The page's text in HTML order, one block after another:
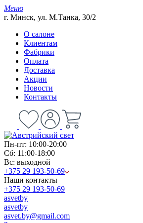
Меню
г. Минск, ул. М.Танка, 30/2
О салоне
Клиентам
Фабрики
Оплата
Доставка
Акции
Новости
Контакты
Пн-пт: 10:00-20:00
Сб: 11:00-18:00
Вс: выходной
+375 29 193-50-69
Наши контакты
+375 29 193-50-69
asvetby
asvetby
asvet.by@gmail.com